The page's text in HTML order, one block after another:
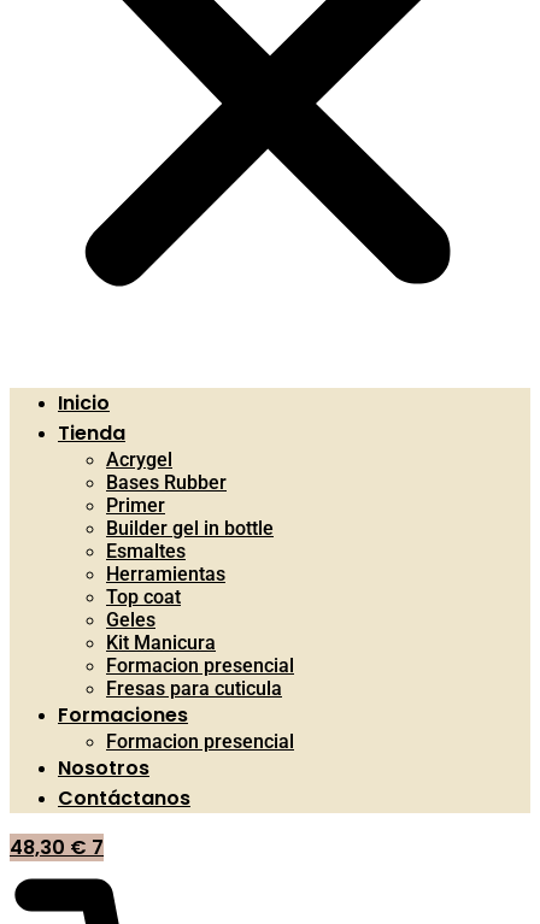
Inicio
Tienda
Acrygel
Bases Rubber
Primer
Builder gel in bottle
Esmaltes
Herramientas
Top coat
Geles
Kit Manicura
Formacion presencial
Fresas para cuticula
Formaciones
Formacion presencial
Nosotros
Contáctanos
48,30 € 7